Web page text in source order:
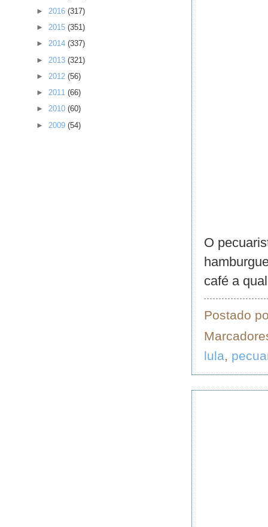
O
café a
Postado
lula,
► 2016 (317)
► 2015 (351)
► 2014 (337)
► 2013 (321)
► 2012 (56)
► 2011 (66)
► 2010 (60)
► 2009 (54)